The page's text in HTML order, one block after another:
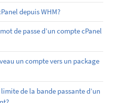
depuis WHM?
de passe d’un compte cPanel
un compte vers un package
de la bande passante d’un